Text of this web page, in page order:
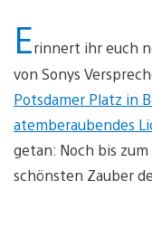
Erinnert ihr euch
von Sonys
Potsdamer Platz in
atemberaubendes
getan: Noch bis
schönsten Zauber